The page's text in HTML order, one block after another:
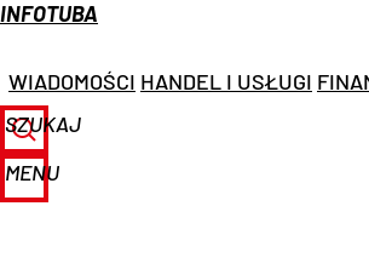
INFOTUBA
WIADOMOŚCI HANDEL I USŁUGI
SZUKAJ
MENU